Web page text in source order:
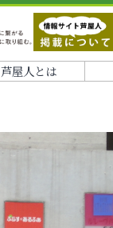
芦屋人とは